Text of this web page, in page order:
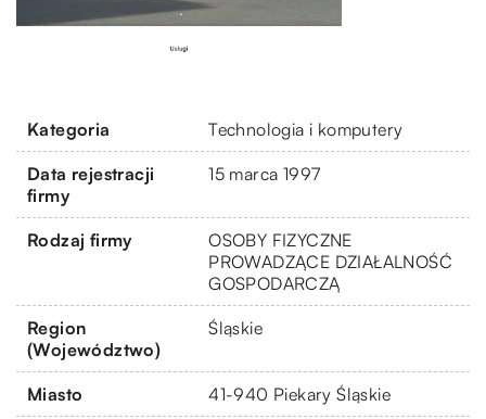
Kategoria Technologia i komputery
Data rejestracji
firmy
15 marca 1997
Rodzaj firmy
OSOBY FIZYCZNE
PROWADZĄCE DZIAŁALNOŚĆ
GOSPODARCZĄ
Region
(Województwo)
Śląskie
Miasto 41-940 Piekary Śląskie